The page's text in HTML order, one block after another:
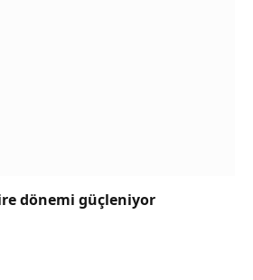
dönemi güçleniyor